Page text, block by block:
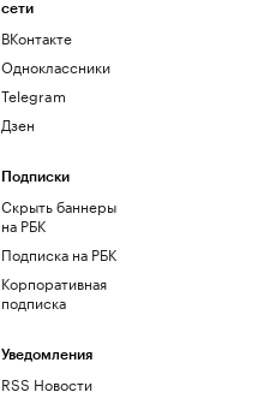
сети
ВКонтакте
Одноклассники
Telegram
Дзен
Подписки
Скрыть баннеры
на РБК
Подписка на РБК
Корпоративная
подписка
Уведомления
RSS Новости